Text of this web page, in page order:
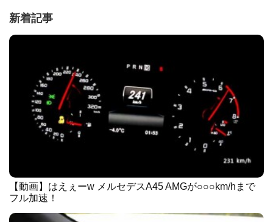
新着記事
【動画】はえぇーw メルセデスA45 AMGが○○○km/hまで
フル加速！